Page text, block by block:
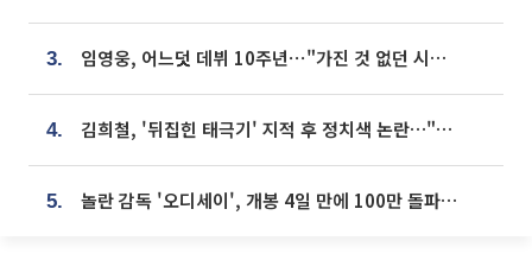
3. 임영웅, 어느덧 데뷔 10주년⋯"가진 것 없던 시절, 내 앞엔 20명의 팬뿐"
4. 김희철, '뒤집힌 태극기' 지적 후 정치색 논란…"좌우 떠나 우리나라 국기"
5. 놀란 감독 '오디세이', 개봉 4일 만에 100만 돌파⋯'왕사남' 보다 빠르다